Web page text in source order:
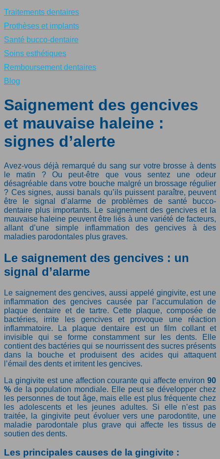
Traitements dentaires
Prothèses et implants
Santé bucco-dentaire
Soins esthétiques
Remboursement dentaires
Blog
Saignement des gencives
et mauvaise haleine :
signes d’alerte
Avez-vous déjà remarqué du sang sur votre brosse à dents
le matin ? Ou peut-être que vous sentez une odeur
désagréable dans votre bouche malgré un brossage régulier
? Ces signes, aussi banals qu’ils puissent paraître, peuvent
être le signal d’alarme de problèmes de santé bucco-
dentaire plus importants. Le saignement des gencives et la
mauvaise haleine peuvent être liés à une variété de facteurs,
allant d’une simple inflammation des gencives à des
maladies parodontales plus graves.
Le saignement des gencives : un
signal d’alarme
Le saignement des gencives, aussi appelé gingivite, est une
inflammation des gencives causée par l’accumulation de
plaque dentaire et de tartre. Cette plaque, composée de
bactéries, irrite les gencives et provoque une réaction
inflammatoire. La plaque dentaire est un film collant et
invisible qui se forme constamment sur les dents. Elle
contient des bactéries qui se nourrissent des sucres présents
dans la bouche et produisent des acides qui attaquent
l’émail des dents et irritent les gencives.
La gingivite est une affection courante qui affecte environ 90
% de la population mondiale. Elle peut se développer chez
les personnes de tout âge, mais elle est plus fréquente chez
les adolescents et les jeunes adultes. Si elle n’est pas
traitée, la gingivite peut évoluer vers une parodontite, une
maladie parodontale plus grave qui affecte les tissus de
soutien des dents.
Les principales causes de la gingivite :